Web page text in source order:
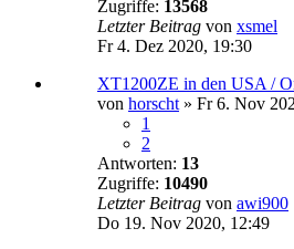
Zugriffe: 13568
Letzter Beitrag von xsmel
Fr 4. Dez 2020, 19:30
XT1200ZE in den USA /
von horscht » Fr 6. Nov
1
2
Antworten: 13
Zugriffe: 10490
Letzter Beitrag von awi900
Do 19. Nov 2020, 12:49